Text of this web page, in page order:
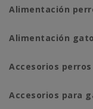
Alimentación
Alimentación
Accesorios perros
Accesorios para